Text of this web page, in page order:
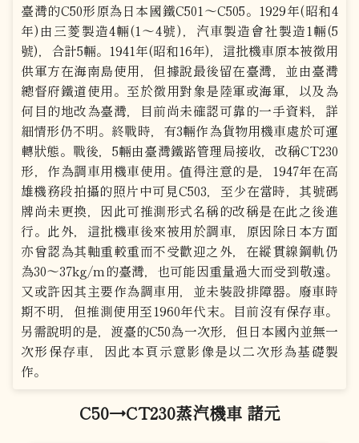
臺灣的C50形原為日本國鐵C501～C505。1929年(昭和4
年)由三菱製造4輛(1～4號)，汽車製造會社製造1輛(5
號)，合計5輛。1941年(昭和16年)，這批機車原本被徵用
供軍方在海南島使用，但據說最後留在臺灣，並由臺灣
總督府鐵道使用。至於徵用對象是陸軍或海軍，以及為
何目的地改為臺灣，目前尚未確認可靠的一手資料，詳
細情形仍不明。終戰時，有3輛作為貨物用機車處於可運
轉狀態。戰後，5輛由臺灣鐵路管理局接收，改稱CT230
形，作為調車用機車使用。值得注意的是，1947年在高
雄機務段拍攝的照片中可見C503，至少在當時，其號碼
牌尚未更換，因此可推測形式名稱的改稱是在此之後進
行。此外，這批機車後來被用於調車，原因除日本方面
亦曾認為其軸重較重而不受歡迎之外，在縱貫線鋼軌仍
為30～37kg/m的臺灣，也可能因重量過大而受到敬遠。
又或許因其主要作為調車用，並未裝設排障器。廢車時
期不明，但推測使用至1960年代末。目前沒有保存車。
另需說明的是，渡臺的C50為一次形，但日本國內並無一
次形保存車，因此本頁示意影像是以二次形為基礎製
作。
C50→CT230蒸汽機車 諸元